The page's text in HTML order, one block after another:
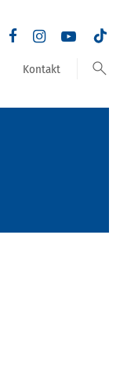
Kontakt search